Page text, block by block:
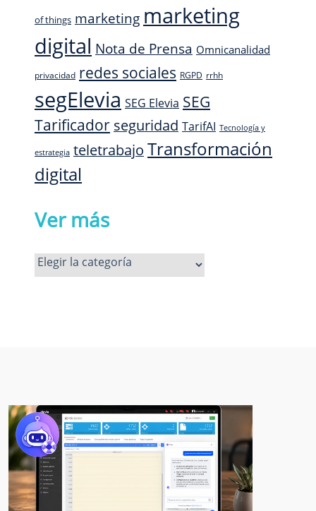
of things marketing marketing
digital Nota de Prensa Omnicanalidad
privacidad redes sociales RGPD rrhh
segElevia SEG Elevia SEG
Tarificador seguridad TarifAI Tecnología y
estrategia teletrabajo Transformación
digital
Ver más
Ver
más